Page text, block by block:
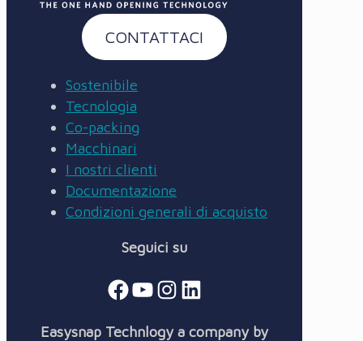
CONTATTACI
Sostenibile
Tecnologia
Co-packing
Macchinari
I nostri clienti
Documentazione
Condizioni generali di acquisto
Seguici su
Facebook
YouTube
Instagram
LinkedIn
Easysnap Technlogy a company by